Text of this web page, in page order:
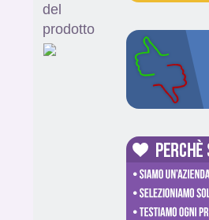
del
prodotto